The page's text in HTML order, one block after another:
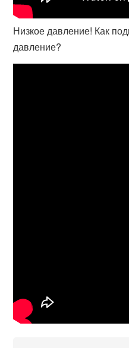
Низкое давление! Как
давление?